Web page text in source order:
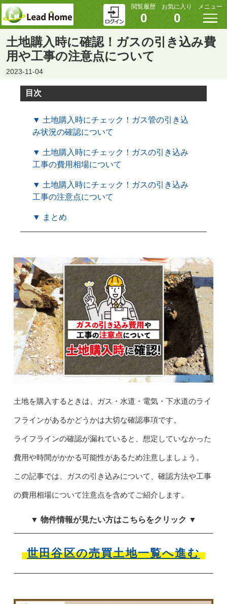
閲覧履歴
0
お気に入り
0
メニュー
土地購入時に確認！ガスの引き込み費
用や工事の注意点について
2023-11-04
目次
▼ 土地購入時にチェック！ガス管の引き込
み状況の確認について
▼ 土地購入時にチェック！ガスの引き込み
工事の費用相場について
▼ 土地購入時にチェック！ガスの引き込み
工事の注意点について
▼ まとめ
土地を購入するときは、ガス・水道・電気・下水道のライ
フラインがあるかどうかは大切な確認事項です。
ライフラインの確認が漏れていると、想定していなかった
費用や時間がかかる可能性があるため注意しましょう。
この記事では、ガスの引き込みについて、確認方法や工事
の費用相場について注意点を含めてご紹介します。
▼ 物件情報が見たい方はこちらをクリック ▼
世田谷区の売買土地一覧へ進む